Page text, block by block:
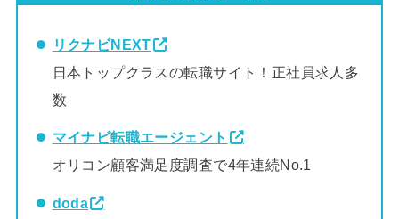
リクナビNEXT
日本トップクラスの転職サイト！正社員求人多
数
マイナビ転職エージェント
オリコン顧客満足度調査で4年連続No.1
doda